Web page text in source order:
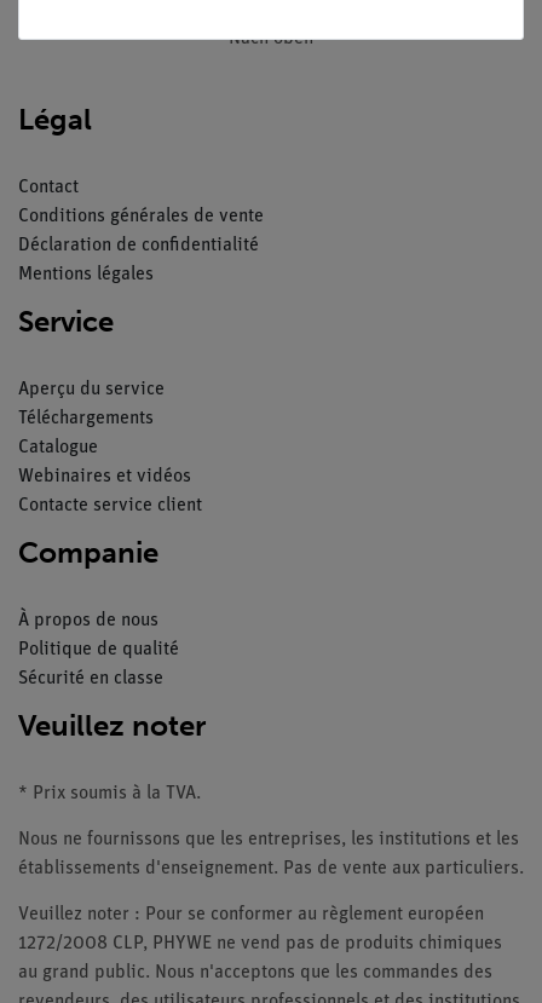
Nach oben
Légal
Contact
Conditions générales de vente
Déclaration de confidentialité
Mentions légales
Service
Aperçu du service
Téléchargements
Catalogue
Webinaires et vidéos
Contacte service client
Companie
À propos de nous
Politique de qualité
Sécurité en classe
Veuillez noter
* Prix soumis à la TVA.
Nous ne fournissons que les entreprises, les institutions et les
établissements d'enseignement. Pas de vente aux particuliers.
Veuillez noter : Pour se conformer au règlement européen
1272/2008 CLP, PHYWE ne vend pas de produits chimiques
au grand public. Nous n'acceptons que les commandes des